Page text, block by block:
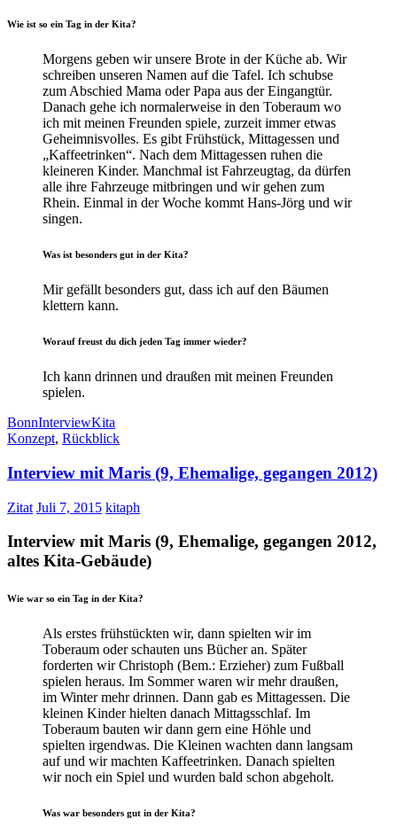
Wie ist so ein Tag in der Kita?
Morgens geben wir unsere Brote in der Küche ab. Wir
schreiben unseren Namen auf die Tafel. Ich schubse
zum Abschied Mama oder Papa aus der Eingangtür.
Danach gehe ich normalerweise in den Toberaum wo
ich mit meinen Freunden spiele, zurzeit immer etwas
Geheimnisvolles. Es gibt Frühstück, Mittagessen und
„Kaffeetrinken“. Nach dem Mittagessen ruhen die
kleineren Kinder. Manchmal ist Fahrzeugtag, da dürfen
alle ihre Fahrzeuge mitbringen und wir gehen zum
Rhein. Einmal in der Woche kommt Hans-Jörg und wir
singen.
Was ist besonders gut in der Kita?
Mir gefällt besonders gut, dass ich auf den Bäumen
klettern kann.
Worauf freust du dich jeden Tag immer wieder?
Ich kann drinnen und draußen mit meinen Freunden
spielen.
BonnInterviewKita
Konzept, Rückblick
Interview mit Maris (9, Ehemalige, gegangen 2012)
Zitat Juli 7, 2015 kitaph
Interview mit Maris (9, Ehemalige, gegangen 2012,
altes Kita-Gebäude)
Wie war so ein Tag in der Kita?
Als erstes frühstückten wir, dann spielten wir im
Toberaum oder schauten uns Bücher an. Später
forderten wir Christoph (Bem.: Erzieher) zum Fußball
spielen heraus. Im Sommer waren wir mehr draußen,
im Winter mehr drinnen. Dann gab es Mittagessen. Die
kleinen Kinder hielten danach Mittagsschlaf. Im
Toberaum bauten wir dann gern eine Höhle und
spielten irgendwas. Die Kleinen wachten dann langsam
auf und wir machten Kaffeetrinken. Danach spielten
wir noch ein Spiel und wurden bald schon abgeholt.
Was war besonders gut in der Kita?